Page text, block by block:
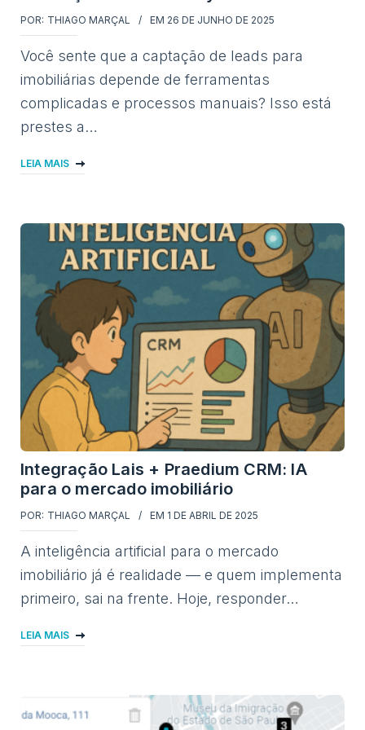
POR: THIAGO MARÇAL EM 26 DE JUNHO DE 2025
Você sente que a captação de leads para
imobiliárias depende de ferramentas
complicadas e processos manuais? Isso está
prestes a…
LEIA MAIS
Integração Lais + Praedium CRM: IA
para o mercado imobiliário
POR: THIAGO MARÇAL EM 1 DE ABRIL DE 2025
A inteligência artificial para o mercado
imobiliário já é realidade — e quem implementa
primeiro, sai na frente. Hoje, responder…
LEIA MAIS